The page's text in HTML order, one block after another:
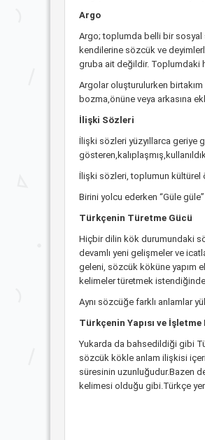
Argo
Argo; toplumda belli bir sosyal
kendilerine sözcük ve
gruba ait değildir. Toplumdaki
Argolar oluşturulurken
bozma,önüne veya arkasına
İlişki Sözleri
İlişki sözleri yüzyıllarca geriye
İlişki sözleri, toplumun kültürel
Birini yolcu ederken “Güle
Türkçenin Türetme Gücü
Hiçbir dilin kök durumundaki
devamlı yeni gelişmeler ve
geleni, sözcük köküne yapım
kelimeler türetmek istendiğinde
Aynı sözcüğe farklı anlamlar
Türkçenin Yapısı ve İşletme
Yukarda da bahsedildiği gibi
sözcük kökle anlam ilişkisi
süresinin uzunluğudur.Bazen
kelimesi olduğu gibi.Türkçe